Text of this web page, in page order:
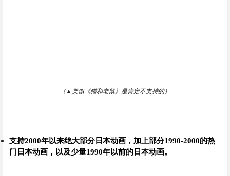
（▲ 类似《猫和老鼠》是肯定不支持的）
支持2000年以来绝大部分日本动画，加上部分1990-2000的热
门日本动画，以及少量1990年以前的日本动画。